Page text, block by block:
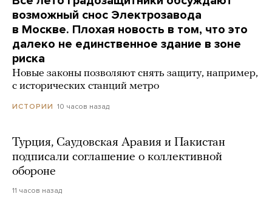
возможный снос Электрозавода
в Москве. Плохая новость в том, что это
далеко не единственное здание в зоне
риска
Новые законы позволяют снять защиту, например,
с исторических станций метро
ИСТОРИИ 10 часов назад
Турция, Саудовская Аравия и Пакистан
подписали соглашение о коллективной
обороне
11 часов назад